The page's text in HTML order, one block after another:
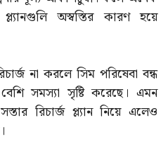
অস্বস্তির কারণ হয়ে
না করলে সিম পরিষেবা বন্ধ
সমস্যা সৃষ্টি করেছে। এমন
রিচার্জ প্ল্যান নিয়ে এলেও